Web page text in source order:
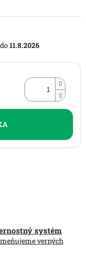
11.8.2026
systém
verných